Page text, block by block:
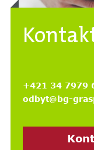
+421 34 7979
odbyt@bg-